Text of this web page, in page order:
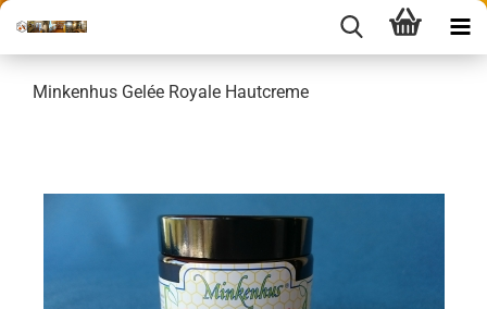
Minkenhus Gelée Royale Hautcreme